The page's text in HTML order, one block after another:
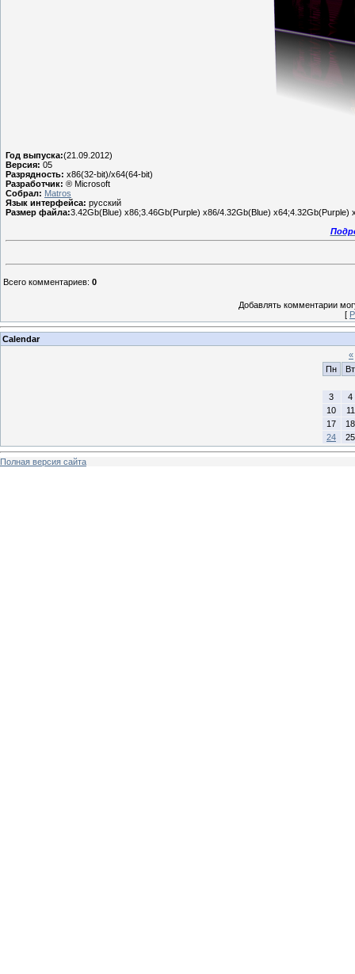
Год выпуска:(21.09.2012)
Версия: 05
Разрядность: x86(32-bit)/x64(64-bit)
Разработчик: ® Microsoft
Собрал: Matros
Язык интерфейса: русский
Размер файла:3.42Gb(Blue) x86;3.46Gb(Purple) x86/4.32Gb(Blue) x64;4.32Gb(Purple)
Всего комментариев: 0
Добавлять комментарии
[
Calendar
«
Пн
Вт
3
4
10
11
17
18
24
25
Полная версия сайта